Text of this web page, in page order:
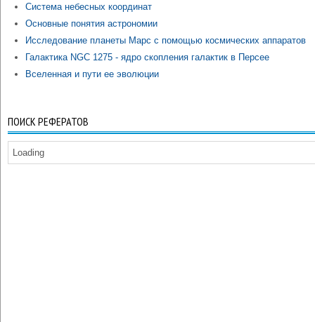
Система небесных координат
Основные понятия астрономии
Исследование планеты Марс с помощью космических аппаратов
Галактика NGC 1275 - ядро скопления галактик в Персее
Вселенная и пути ее эволюции
ПОИСК РЕФЕРАТОВ
Loading